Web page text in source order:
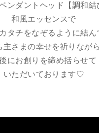
ンダントヘッド【調和結
和風エッセンスで
タチをなぞるように結ん
主さまの幸せを祈りながら
にお創りを締め括らせて
いただいております♡